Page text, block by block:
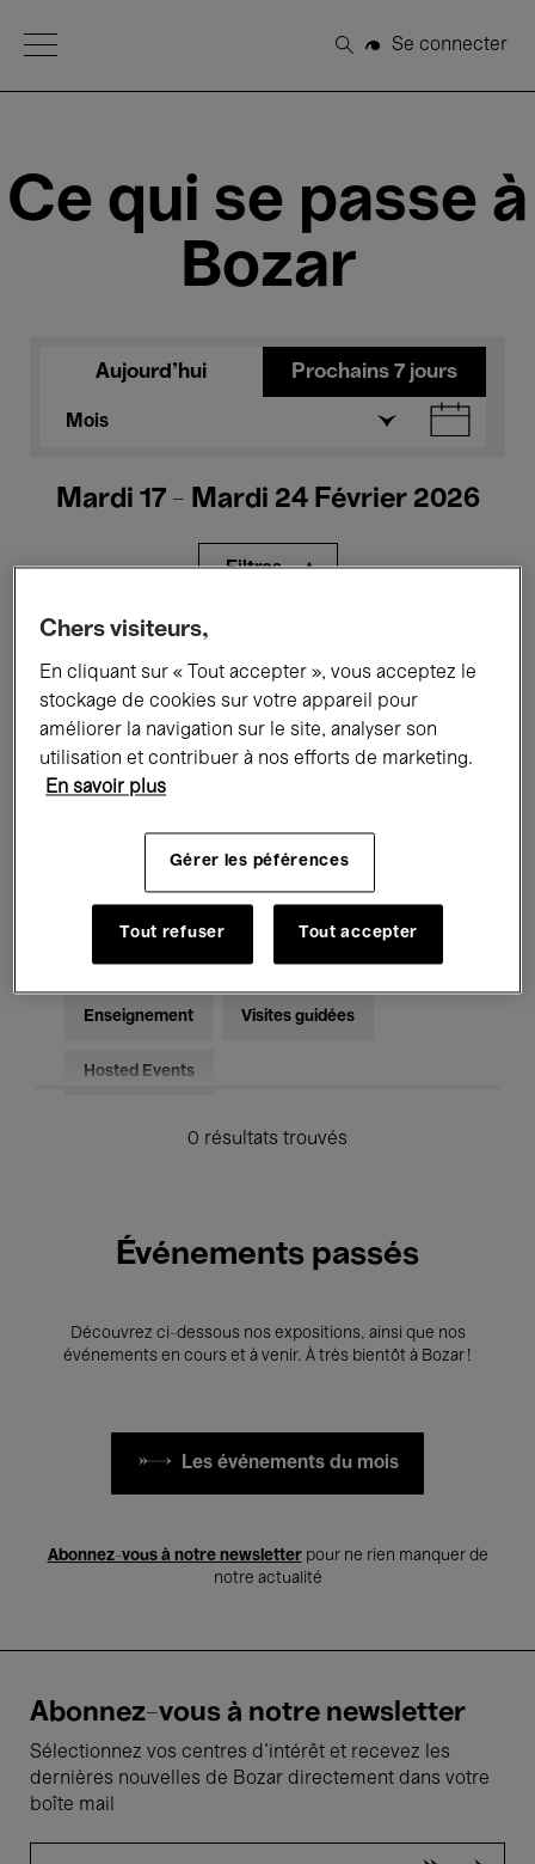
Open Menu
Rechercher
Se connecter
Ce qui se passe à
Bozar
Aujourd'hui Prochains 7 jours
Mois
Mardi 17 - Mardi 24 Février 2026
Filtres
Expositions Films Performances
Rencontres & Débats Jazz
Musique électronique
Pour tous Kids’ Palace
Enseignement Visites guidées
Hosted Events
0 résultats trouvés
Événements passés
Découvrez ci-dessous nos expositions, ainsi que nos
événements en cours et à venir. À très bientôt à Bozar !
Les événements du mois
Abonnez-vous à notre newsletterpour ne rien manquer de
notre actualité
Abonnez-vous à notre newsletter
Sélectionnez vos centres d'intérêt et recevez les
dernières nouvelles de Bozar directement dans votre
boîte mail
Chers visiteurs,
En cliquant sur « Tout accepter », vous acceptez le
stockage de cookies sur votre appareil pour
améliorer la navigation sur le site, analyser son
utilisation et contribuer à nos efforts de marketing.
En savoir plus
Gérer les péférences
Tout refuser Tout accepter